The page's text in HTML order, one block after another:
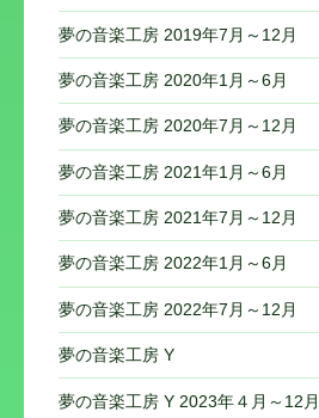
夢の音楽工房 2019年7月～12月
夢の音楽工房 2020年1月～6月
夢の音楽工房 2020年7月～12月
夢の音楽工房 2021年1月～6月
夢の音楽工房 2021年7月～12月
夢の音楽工房 2022年1月～6月
夢の音楽工房 2022年7月～12月
夢の音楽工房 Y
夢の音楽工房 Y 2023年４月～12月